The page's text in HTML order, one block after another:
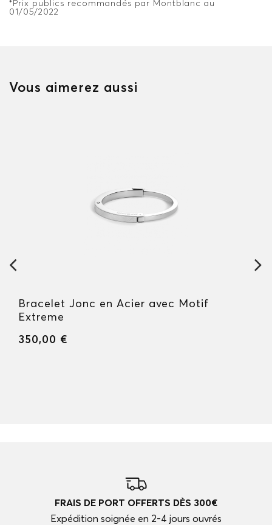
*Prix publics recommandés par Montblanc au
01/05/2022
Vous aimerez aussi
Bracelet Jonc en Acier avec Motif
Extreme
350,00 €
FRAIS DE PORT OFFERTS DÈS 300€
Expédition soignée en 2-4 jours ouvrés